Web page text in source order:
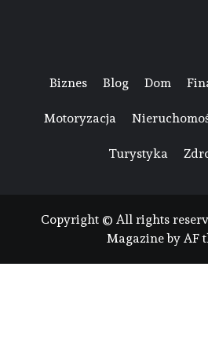
Biznes Blog Dom
Motoryzacja
Turystyka
Copyright © All rights
Magazineby AF